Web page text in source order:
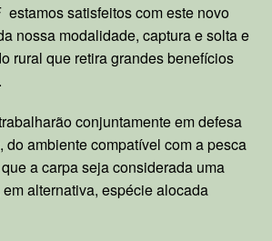
estamos satisfeitos com este novo
nossa modalidade, captura e solta e
rural que retira grandes benefícios
conjuntamente em defesa
do ambiente compatível com a pesca
a carpa seja considerada uma
alternativa, espécie alocada